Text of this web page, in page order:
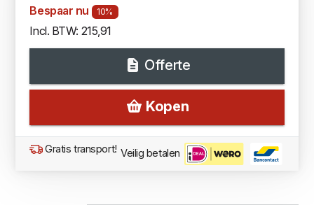
Bespaar nu 10%
Incl. BTW: 215,91
Offerte
Kopen
Gratis transport! Veilig betalen